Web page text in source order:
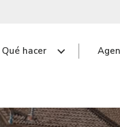
Qué hacer